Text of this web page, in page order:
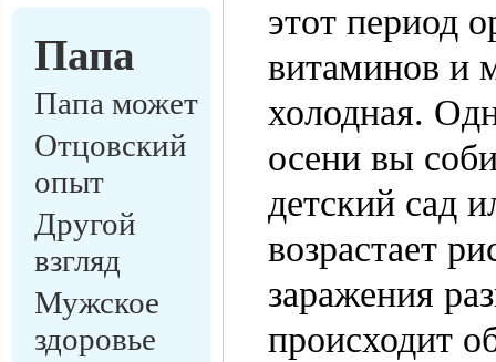
Папа
Папа может
Отцовский
опыт
Другой
взгляд
Мужское
здоровье
этот период
витаминов и
холодная.
осени вы
детский сад
возрастает
заражения
происходит